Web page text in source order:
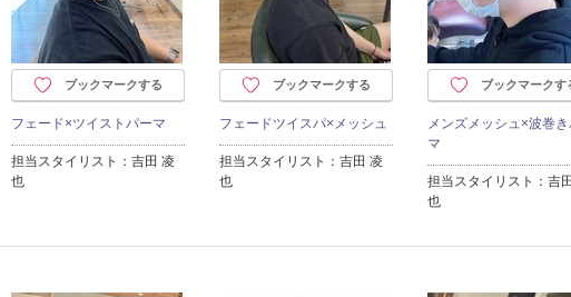
ブックマークする
フェード×ツイストパーマ
担当スタイリスト：吉田 凌
也
ブックマークする
フェードツイスパ×メッシュ
担当スタイリスト：吉田 凌
也
ブックマークす
メンズメッシュ×波巻
マ
担当スタイリスト：吉
也